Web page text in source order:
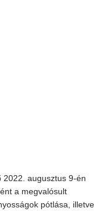
2022. augusztus 9-én
a megvalósult
pótlása, illetve